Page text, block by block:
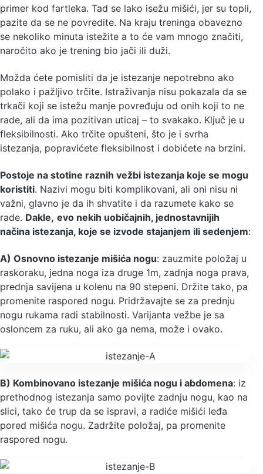
primer kod fartleka. Tad se lako isežu mišići, jer su topli,
pazite da se ne povredite. Na kraju treninga obavezno
se nekoliko minuta istežite a to će vam mnogo značiti,
naročito ako je trening bio jači ili duži.
Možda ćete pomisliti da je istezanje nepotrebno ako
polako i pažljivo trčite. Istraživanja nisu pokazala da se
trkači koji se istežu manje povređuju od onih koji to ne
rade, ali da ima pozitivan uticaj – to svakako. Ključ je u
fleksibilnosti. Ako trčite opušteni, što je i svrha
istezanja, popravićete fleksibilnost i dobićete na brzini.
Postoje na stotine raznih vežbi istezanja koje se mogu
koristiti. Nazivi mogu biti komplikovani, ali oni nisu ni
važni, glavno je da ih shvatite i da razumete kako se
rade. Dakle, evo nekih uobičajnih, jednostavnijih
načina istezanja, koje se izvode stajanjem ili sedenjem:
A) Osnovno istezanje mišića nogu: zauzmite položaj u
raskoraku, jedna noga iza druge 1m, zadnja noga prava,
prednja savijena u kolenu na 90 stepeni. Držite tako, pa
promenite raspored nogu. Pridržavajte se za prednju
nogu rukama radi stabilnosti. Varijanta vežbe je sa
osloncem za ruku, ali ako ga nema, može i ovako.
B) Kombinovano istezanje mišića nogu i abdomena: iz
prethodnog istezanja samo povijte zadnju nogu, kao na
slici, tako će trup da se ispravi, a radiće mišići leđa
pored mišića nogu. Zadržite položaj, pa promenite
raspored nogu.